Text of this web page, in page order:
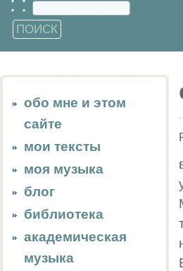
обо мне и этом
сайте
мои тексты
моя музыка
блог
библиотека
академическая
музыка